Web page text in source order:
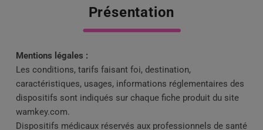
Présentation
Mentions légales :
Les conditions, tarifs faisant foi, destination,
caractéristiques, usages, informations réglementaires des
dispositifs sont indiqués sur chaque fiche produit du site
wamkey.com.
Dispositifs médicaux réservés aux professionnels de santé